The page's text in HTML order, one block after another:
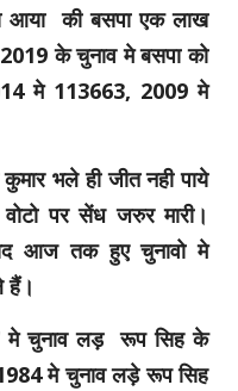
आया की बसपा एक लाख
2019 के चुनाव मे बसपा को
मे 113663, 2009 मे
भले ही जीत नही पाये
पर सेंध जरुर मारी।
आज तक हुए चुनावो मे
हैं।
मे चुनाव लड़ रूप सिह के
मे चुनाव लड़े रूप सिह